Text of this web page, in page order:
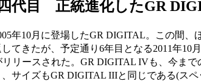
目 正統進化したGR
年10月に登場したGR DIGITAL。この間、
てきたが、予定通り6年目となる2011年10
リースされた。GR DIGITAL IVも、今まで
サイズもGR DIGITAL IIIと同じである(ス